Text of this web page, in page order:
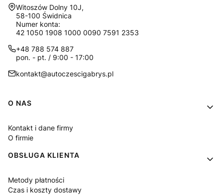
Adres:
Witoszów Dolny 10J,
58-100 Świdnica
Numer konta:
42 1050 1908 1000 0090 7591 2353
+48 788 574 887
pon. - pt. / 9:00 - 17:00
kontakt@autoczescigabrys.pl
Linki w stopce
O NAS
Kontakt i dane firmy
O firmie
OBSŁUGA KLIENTA
Metody płatności
Czas i koszty dostawy